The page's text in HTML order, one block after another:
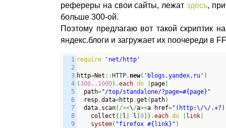
рефереры на свои сайты, лежат здесь,
больше 300-ой.
Поэтому предлагаю вот такой скриптик
яндекс.блоги и загружает их поочереди в
1
2
3
4
5
6
7
8
9
require 'net/http'
http=Net ::HTTP. new( 'blogs.yandex.ru' )
(300.. 1000) .each do page
  path
="/top/standalone/?page=#{page}"
  resp
,data=http.get ( path)
  data
. scan( /><\/a><a href="(http:\/\/
    collect
{ l l [0] } .each do link
system( "firefox #{link}" )